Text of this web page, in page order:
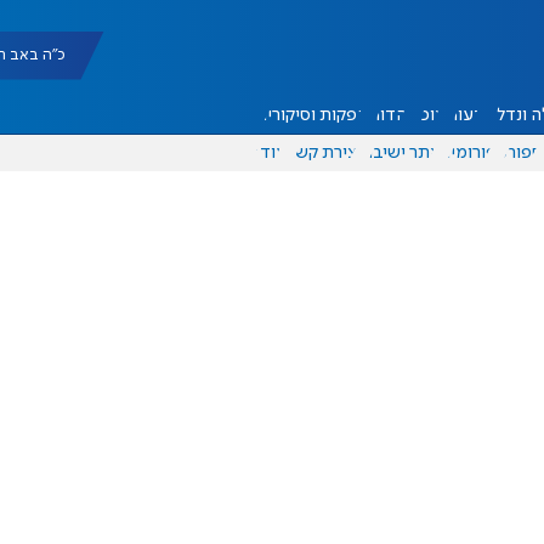
כ"ה באב תשפ"ו
ונדל"ן דעות אוכל יהדות הפקות וסיקורים
ספורט פורומים אתר ישיבה יצירת קשר עוד